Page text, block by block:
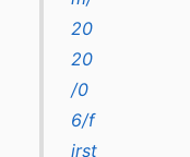
20
20
/0
6/f
irst